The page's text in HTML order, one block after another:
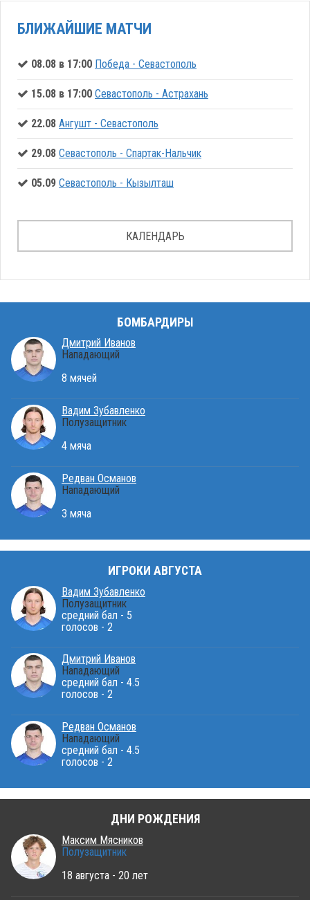
БЛИЖАЙШИЕ МАТЧИ
08.08 в 17:00 Победа - Севастополь
15.08 в 17:00 Севастополь - Астрахань
22.08 Ангушт - Севастополь
29.08 Севастополь - Спартак-Нальчик
05.09 Севастополь - Кызылташ
КАЛЕНДАРЬ
БОМБАРДИРЫ
Дмитрий Иванов
Нападающий
8 мячей
Вадим Зубавленко
Полузащитник
4 мяча
Редван Османов
Нападающий
3 мяча
ИГРОКИ АВГУСТА
Вадим Зубавленко
Полузащитник
средний бал - 5
голосов - 2
Дмитрий Иванов
Нападающий
средний бал - 4.5
голосов - 2
Редван Османов
Нападающий
средний бал - 4.5
голосов - 2
ДНИ РОЖДЕНИЯ
Максим Мясников
Полузащитник
18 августа - 20 лет